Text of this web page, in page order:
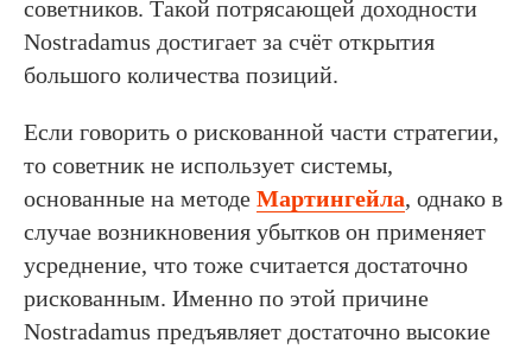
советников. Такой потрясающей доходности
Nostradamus достигает за счёт открытия
большого количества позиций.
Если говорить о рискованной части стратегии,
то советник не использует системы,
основанные на методе Мартингейла, однако в
случае возникновения убытков он применяет
усреднение, что тоже считается достаточно
рискованным. Именно по этой причине
Nostradamus предъявляет достаточно высокие